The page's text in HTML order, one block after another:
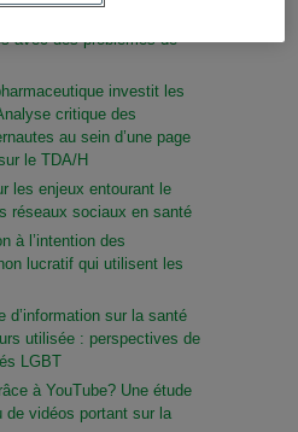
avec des problèmes de
investit les
critique des
au sein d’une page
le TDA/H
les enjeux entourant le
réseaux sociaux en santé
à l’intention des
lucratif qui utilisent les
d’information sur la santé
utilisée : perspectives de
LGBT
à YouTube? Une étude
de vidéos portant sur la